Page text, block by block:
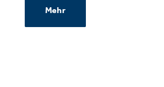
Mehr